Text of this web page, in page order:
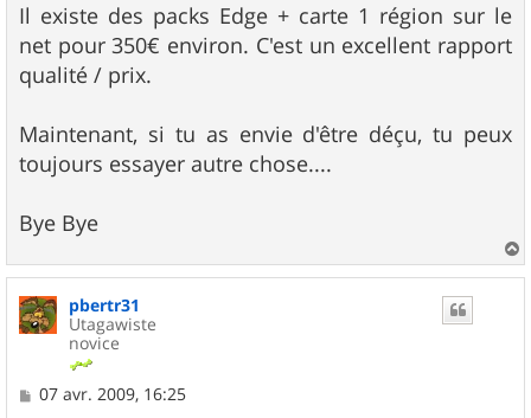
Il existe des packs Edge + carte 1 région sur le
net pour 350€ environ. C'est un excellent rapport
qualité / prix.
Maintenant, si tu as envie d'être déçu, tu peux
toujours essayer autre chose....
Bye Bye
a
pbertr31
Utagawiste
novice
M
07 avr. 2009, 16:25